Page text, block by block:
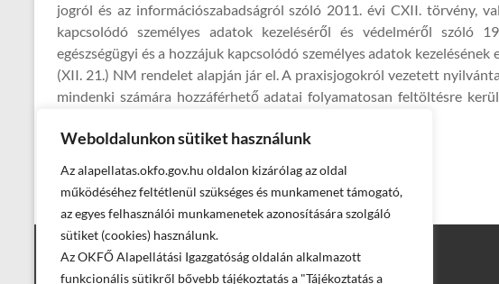
Weboldalunkon sütiket használunk
Az alapellatas.okfo.gov.hu oldalon kizárólag az oldal
működéséhez feltétlenül szükséges és munkamenet támogató,
az egyes felhasználói munkamenetek azonosítására szolgáló
sütiket (cookies) használunk.
Az OKFŐ Alapellátási Igazgatóság oldalán alkalmazott
funkcionális sütikről bővebb tájékoztatás a "Tájékoztatás a
jogról és az információszabadságról szóló 2011. évi CXII. törvény,
kapcsolódó személyes adatok kezeléséről és védelméről szóló
egészségügyi és a hozzájuk kapcsolódó személyes adatok
(XII. 21.) NM rendelet alapján jár el. A praxisjogokról vezetett
mindenki számára hozzáférhető adatai folyamatosan feltöltésre
←Helyettesítő háziorvosaink
Elérhetőségek